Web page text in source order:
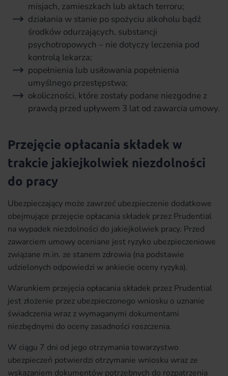
misjach, zamieszkach lub aktach terroru;
działania w stanie po spożyciu alkoholu bądź
środków odurzających, substancji
psychotropowych – nie dotyczy leczenia pod
kontrolą lekarza;
popełnienia lub usiłowania popełnienia
umyślnego przestępstwa;
okoliczności, które zostały podane niezgodne z
prawdą przed upływem 3 lat od zawarcia umowy.
Przejęcie opłacania składek w
trakcie jakiejkolwiek niezdolności
do pracy
Ubezpieczający może zawrzeć ubezpieczenie dodatkowe
obejmujące przejęcie opłacania składek przez Prudential
na wypadek niezdolności do jakiejkolwiek pracy. Przed
zawarciem umowy oceniane jest ryzyko ubezpieczeniowe
związane m.in. ze stanem zdrowia (na podstawie
udzielonych odpowiedzi w ankiecie oceny ryzyka).
Warunkiem przejęcia opłacania składek przez Prudential
jest złożenie przez ubezpieczonego wniosku o uznanie
świadczenia wraz z wymaganymi dokumentami
niezbędnymi do oceny zasadności roszczenia.
W ciągu 7 dni od jego otrzymania towarzystwo
ubezpieczeń potwierdzi otrzymanie wniosku wraz ze
wskazaniem dokumentów potrzebnych do rozpatrzenia